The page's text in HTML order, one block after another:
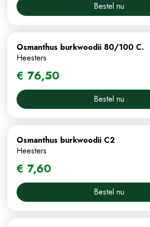
Bestel nu
Osmanthus burkwoodii 80/100 C.
Heesters
€ 76,50
Bestel nu
Osmanthus burkwoodii C2
Heesters
€ 7,60
Bestel nu